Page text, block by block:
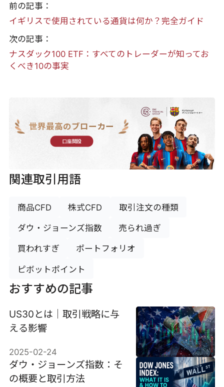
前の記事：
イギリスで使用されている通貨は何か？完全ガイド
次の記事：
ナスダック100 ETF：すべてのトレーダーが知ってお
くべき10の事実
世界最高のブローカー
口座開設
関連取引用語
商品CFD 株式CFD 取引注文の種類
ダウ・ジョーンズ指数 売られ過ぎ
買われすぎ ポートフォリオ
ピボットポイント
おすすめの記事
US30とは｜取引戦略に与
える影響
2025-02-24
ダウ・ジョーンズ指数：そ
の概要と取引方法